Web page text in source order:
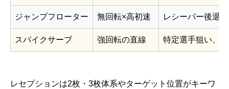
ジャンプフローター 無回転×高初速 レシーバー後退
スパイクサーブ 強回転の直線 特定選手狙い、
レセプションは2枚・3枚体系やターゲット位置がキーワ